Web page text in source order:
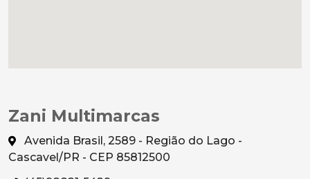
Zani Multimarcas
Avenida Brasil, 2589 - Região do Lago -
Cascavel/PR - CEP 85812500